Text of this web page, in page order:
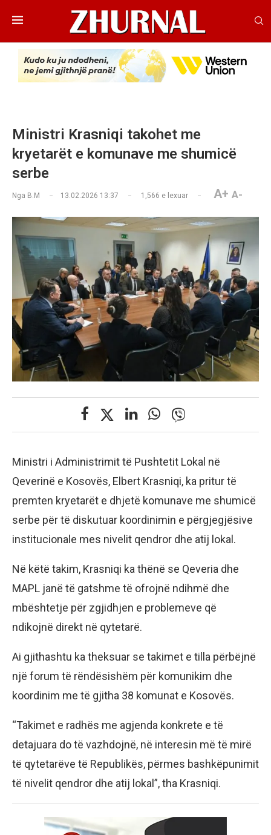
Ministri Krasniqi takohet me
kryetarët e komunave me shumicë
serbe
Nga B.M 13.02.2026 13:37 1,566 e lexuar A+ A-
Ministri i Administrimit të Pushtetit Lokal në
Qeverinë e Kosovës, Elbert Krasniqi, ka pritur të
premten kryetarët e dhjetë komunave me shumicë
serbe për të diskutuar koordinimin e përgjegjësive
institucionale mes nivelit qendror dhe atij lokal.
Në këtë takim, Krasniqi ka thënë se Qeveria dhe
MAPL janë të gatshme të ofrojnë ndihmë dhe
mbështetje për zgjidhjen e problemeve që
ndikojnë direkt në qytetarë.
Ai gjithashtu ka theksuar se takimet e tilla përbëjnë
një forum të rëndësishëm për komunikim dhe
koordinim me të gjitha 38 komunat e Kosovës.
“Takimet e radhës me agjenda konkrete e të
detajuara do të vazhdojnë, në interesin më të mirë
të qytetarëve të Republikës, përmes bashkëpunimit
të nivelit qendror dhe atij lokal”, tha Krasniqi.